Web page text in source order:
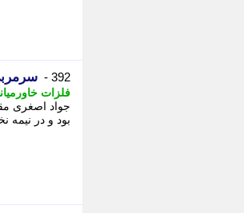
392 -
فلزات
جواد اصغری
بود و در نیمه